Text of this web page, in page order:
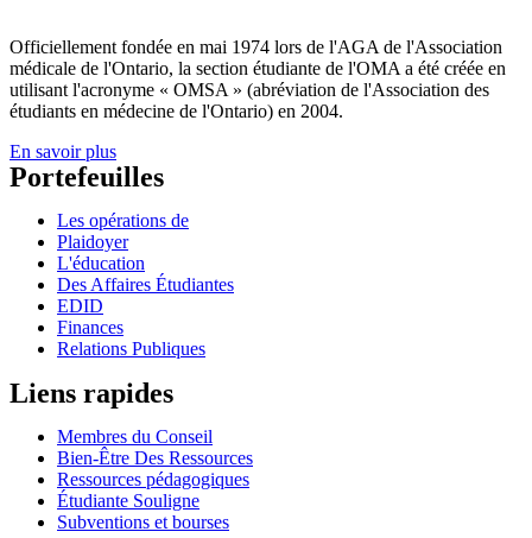
Officiellement fondée en mai 1974 lors de l'AGA de l'Association
médicale de l'Ontario, la section étudiante de l'OMA a été créée en
utilisant l'acronyme « OMSA » (abréviation de l'Association des
étudiants en médecine de l'Ontario) en 2004.
En savoir plus
Portefeuilles
Les opérations de
Plaidoyer
L'éducation
Des Affaires Étudiantes
EDID
Finances
Relations Publiques
Liens rapides
Membres du Conseil
Bien-Être Des Ressources
Ressources pédagogiques
Étudiante Souligne
Subventions et bourses